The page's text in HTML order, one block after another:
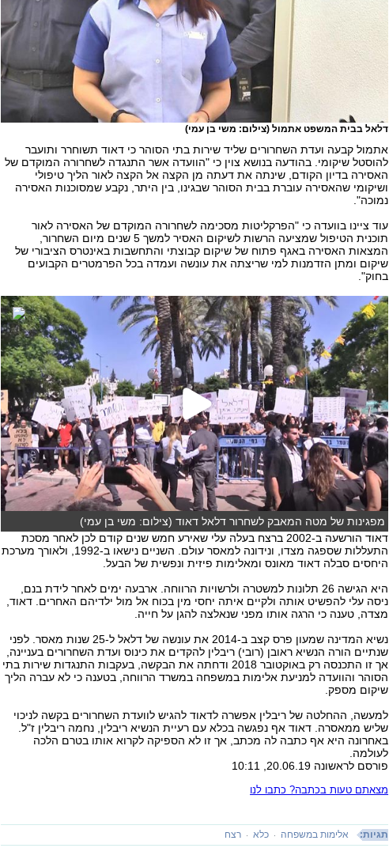
דלאל בבית המשפט אתמול (צילום: משי בן עמי)
אתמול קבעה ועדת השחרורים שליד שירות בתי הסוהר כי דאוד תשוחרר ותועבר
להוסטל שיקומי. בהודעה בנושא צוין כי "הוועדה אשר התנגדה לשחרורה המוקדם של
האסירה בדיון הקודם, שינתה את דעתה מן הקצה אל הקצה לאור הליך טיפולי
ושיקומי שהאסירה עוברת בבית הסוהר שבגינו, בין היתר, נקבע שמסוכנות האסירה
נמוכה".
עוד ציינו בוועדה כי "הפרקליטות מסכימה לשחרורה המוקדם של האסירה לאור
תוכנית הטיפול שמציעה הרשות לשיקום האסיר למשך 5 שנים מיום השחרור,
המצאות האסירה באגף פתוח של שיקום קבוצתי והתחשבות באינטרס הציבורי של
שיקום ומתן הזדמנות למי שריצתה את עונשה ועמדה בכל הפרמטרים הקבועים
בחוק".
מפגינות של מטה המאבק לשחרור דלאל דאוד (צילום: משי בן עמי)
דאוד הורשעה ב-2002 ברצח בעלה עלי שאירע חמש שנים קודם לכן לאחר מסכת
התעללות שספגה מצדו, ונידונה למאסר עולם. השניים נישאו ב-1992, ולאורך מערכת
היחסים סבלה דאוד מאונס ומאלימות פיזית ונפשית של הבעל.
היא הגישה 26 תלונות למשטרה ולרשויות הרווחה. ארבעה ימים לאחר לידת בנם,
ניסה עלי להפשיט אותה ולקיים איתה יחסי מין בכוח אל מול ילדיהם האחרים. דאוד,
מצדה, טענה כי הרגה אותו מפני שנאלצה להגן על חייה.
נשיא המדינה שמעון פרס קצב ב-2014 את עונשה של דלאל ל-25 שנות מאסר. לפני
שנתיים הורה הנשיא ראובן (רובי) ריבלין להקדים את כינוס ועדת השחרורים בעניינה,
אך זו התכנסה רק באוקטובר 2018 ודחתה את הבקשה, בעקבות התנגדות שירות בתי
הסוהר והוועדה למניעת אלימות במשפחה במשרד הרווחה, בטענה כי לא עברה הליך
שיקום מספק.
למעשה, ההחלטה של ריבלין אפשרה לדאוד להגיש לוועדת השחרורים בקשה לניכוי
שליש ממאסרה. דאוד אף נפגשה בכלא עם רעיית הנשיא ריבלין, נחמה ריבלין ז"ל.
באחרונה היא אף כתבה לה מכתב, אך זו לא הספיקה לקרוא אותו בטרם הלכה
לעולמה.
פורסם לראשונה 20.06.19, 10:11
מצאתם טעות בכתבה? כתבו לנו
תגיות: אלימות במשפחה כלא רצח